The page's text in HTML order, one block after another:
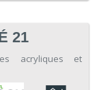
21
acryliques et